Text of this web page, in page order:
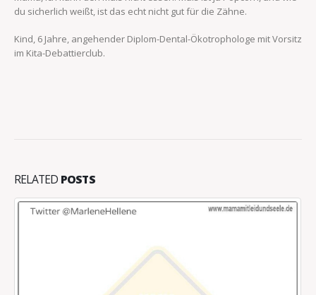
du sicherlich weißt, ist das echt nicht gut für die Zähne.
Kind, 6 Jahre, angehender Diplom-Dental-Ökotrophologe mit Vorsitz
im Kita-Debattierclub.
RELATED POSTS